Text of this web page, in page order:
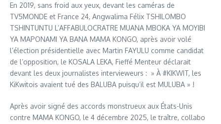
En 2019, sans froid aux yeux, devant les caméras de
TV5MONDE et France 24, Angwalima Félix TSHILOMBO
TSHINTUNTU L’AFFABULOCRATRE MUANA MBOKA YA MOYIBI
YA MAPONAMI YA BANA MAMA KONGO, après avoir volé
l’élection présidentielle avec Martin FAYULU comme candidat
de l’opposition, le KOSALA LEKA, Fieffé Menteur déclarait
devant les deux journalistes intervieweurs : » À #KIKWIT, les
KiKwitois avaient tué des BALUBA puisqu’il est MULUBA » !
Après avoir signé des accords monstrueux aux États-Unis
contre MAMA KONGO, le 4 décembre 2025, le traître, collabo